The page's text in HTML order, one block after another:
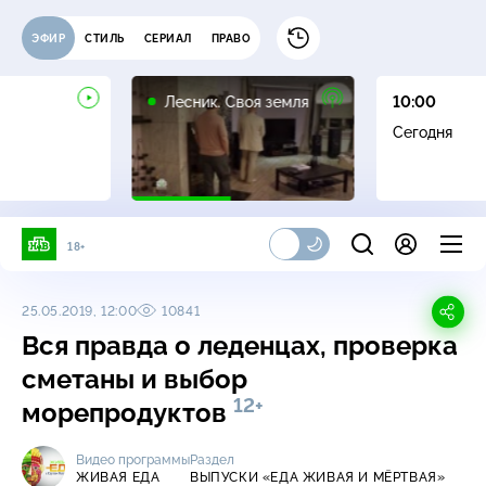
ЭФИР СТИЛЬ СЕРИАЛ ПРАВО
Лесник. Своя земля
16+
10:00
Сегодня
18+
25.05.2019, 12:00 10841
Вся правда о леденцах, проверка
сметаны и выбор
морепродуктов 12+
Видео программы
ЖИВАЯ ЕДА
Раздел
ВЫПУСКИ «ЕДА ЖИВАЯ И МЁРТВАЯ»